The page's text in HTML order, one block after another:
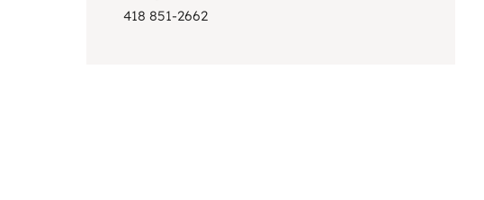
418 851-2662